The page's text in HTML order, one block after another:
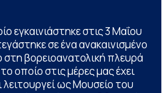
εγκαινιάστηκε στις 3 Μαΐου
σε ένα ανακαινισμένο
βορειοανατολική πλευρά
οποίο στις μέρες μας έχει
λειτουργεί ως Μουσείο του